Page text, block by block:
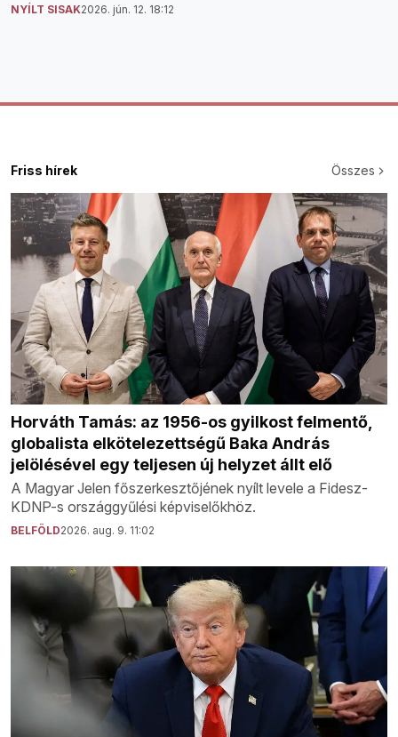
NYÍLT SISAK2026. jún. 12. 18:12
Friss hírek Összes
Horváth Tamás: az 1956-os gyilkost felmentő,
globalista elkötelezettségű Baka András
jelölésével egy teljesen új helyzet állt elő
A Magyar Jelen főszerkesztőjének nyílt levele a Fidesz-
KDNP-s országgyűlési képviselőkhöz.
BELFÖLD2026. aug. 9. 11:02